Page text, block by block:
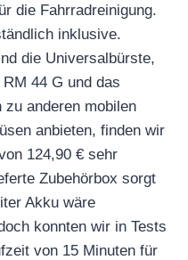
die Fahrradreinigung.
inklusive.
die Universalbürste,
44 G und das
anderen mobilen
anbieten, finden wir
124,90 € sehr
Zubehörbox sorgt
Akku wäre
konnten wir in Tests
von 15 Minuten für